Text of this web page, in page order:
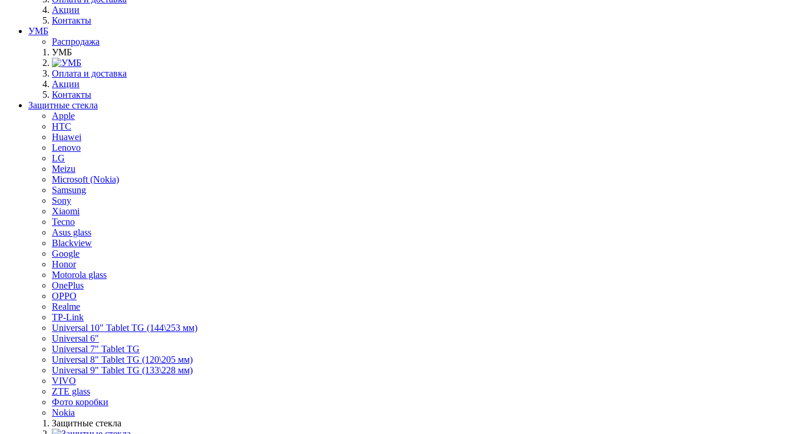
Акции
Контакты
УМБ
Распродажа
УМБ
Оплата и доставка
Акции
Контакты
Защитные стекла
Apple
HTC
Huawei
Lenovo
LG
Meizu
Microsoft (Nokia)
Samsung
Sony
Xiaomi
Tecno
Asus glass
Blackview
Google
Honor
Motorola glass
OnePlus
OPPO
Realme
TP-Link
Universal 10" Tablet TG (144\253 мм)
Universal 6"
Universal 7" Tablet TG
Universal 8" Tablet TG (120\205 мм)
Universal 9" Tablet TG (133\228 мм)
VIVO
ZTE glass
Фото коробки
Nokia
Защитные стекла